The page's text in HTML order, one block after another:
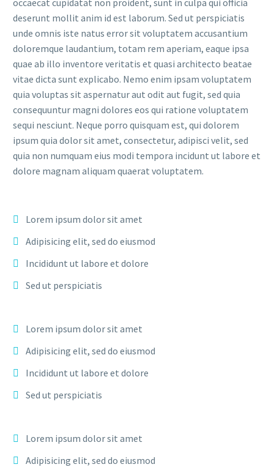
deserunt mollit anim id est laborum. Sed ut perspiciatis
unde omnis iste natus error sit voluptatem accusantium
doloremque laudantium, totam rem aperiam, eaque ipsa
quae ab illo inventore veritatis et quasi architecto beatae
vitae dicta sunt explicabo. Nemo enim ipsam voluptatem
quia voluptas sit aspernatur aut odit aut fugit, sed quia
consequuntur magni dolores eos qui ratione voluptatem
sequi nesciunt. Neque porro quisquam est, qui dolorem
ipsum quia dolor sit amet, consectetur, adipisci velit, sed
quia non numquam eius modi tempora incidunt ut labore et
dolore magnam aliquam quaerat voluptatem.
Lorem ipsum dolor sit amet
Adipisicing elit, sed do eiusmod
Incididunt ut labore et dolore
Sed ut perspiciatis
Lorem ipsum dolor sit amet
Adipisicing elit, sed do eiusmod
Incididunt ut labore et dolore
Sed ut perspiciatis
Lorem ipsum dolor sit amet
Adipisicing elit, sed do eiusmod